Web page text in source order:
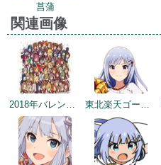
菖蒲
関連画像
2018年バレンタインデー公式ツイート 東北楽天ゴールデンイーグルスコラボトップ絵